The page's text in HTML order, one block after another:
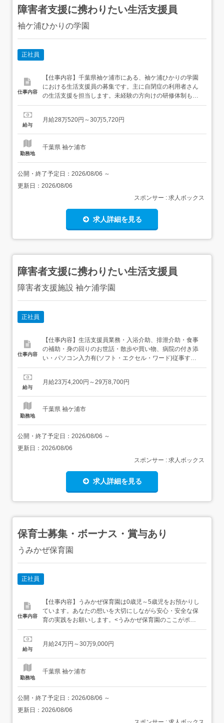
障害者支援に携わりたい生活支援員
袖ケ浦ひかりの学園
正社員
仕事内容
【仕事内容】千葉県袖ケ浦市にある、袖ケ浦ひかりの学園
における生活支援員の募集です。主に自閉症の利用者さん
の生活支援を担当します。未経験の方向けの研修体制もば
っちり!です。 お任せするお仕事 利用者さんの生活支援(入
の企画・実施、ご家族の相談業務を担当いただきます。
給与
月給28万520円～30万5,720円
勤務地
千葉県 袖ケ浦市
公開・終了予定日： 2026/08/06 ～
更新日： 2026/08/06
スポンサー : 求人ボックス
求人詳細を見る
障害者支援に携わりたい生活支援員
障害者支援施設 袖ケ浦学園
正社員
仕事内容
【仕事内容】生活支援員業務・入浴介助、排泄介助・食事
の補助・身の回りのお世話・散歩や買い物、病院の付き添
い・パソコン入力有(ソフト・エクセル・ワード)従事すべ
き業務の変更の範囲:あり(その他法人が定める範囲)就業場
格】<応募要件>普通自動車免許 必須18～59歳(深夜業務あ
給与
月給23万4,200円～29万8,700円
勤務地
千葉県 袖ケ浦市
公開・終了予定日： 2026/08/06 ～
更新日： 2026/08/06
スポンサー : 求人ボックス
求人詳細を見る
保育士募集・ボーナス・賞与あり
うみかぜ保育園
正社員
仕事内容
【仕事内容】うみかぜ保育園は0歳児～5歳児をお預かりし
ています。あなたの想いを大切にしながら安心・安全な保
育の実践をお願いします。<うみかぜ保育園のここがポイ
ント!>1 園外保育も楽しめる!自然あふれるロケーション園
環境が整っています。この立地を活かして、子どもたちが
給与
月給24万円～30万9,000円
勤務地
千葉県 袖ケ浦市
公開・終了予定日： 2026/08/06 ～
更新日： 2026/08/06